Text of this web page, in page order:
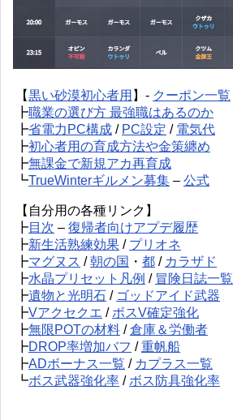
【黒い砂漠初心者用 】- クーポン一覧
┣職業の選び方 最強職はあるのか
┣省電力PC構成 / PC設定 / 電気代
┣初心者用の育成方法や金策纏め
┣無課金で新規アカ再育成
┗TrueWinterギルメン募集 – 公式
【自分用の各種リンク】
┣目次 – 復帰者向けアプデ履歴
┣新生活熟練効果 / プリオネ
┣マグヌス /朝の国 ・ 都 / カラザド
┣水晶プリセット凡例 / 冒険日誌一覧
┣遺物と光明石 / ゴッドアイド武器
┣Vアクセクエ /ボスV確定強化
┣無限POTの材料 /倉庫＆労働者
┣DROP率増加バフ /重帆船
┣ADボーナス一覧 / カプラス一覧
┗ボス武器強化率 /ボス防具強化率